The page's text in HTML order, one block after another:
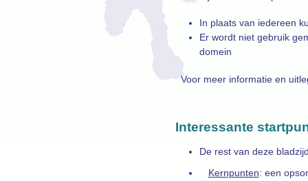
In plaats van iedereen
Er wordt niet gebruik
domein
Voor meer informatie en
Interessante
De rest van deze
Kernpunten: een